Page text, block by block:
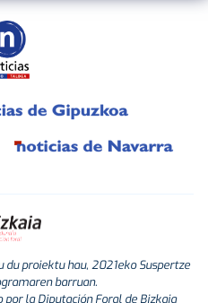
proiektu hau, 2021eko Suspertze
barruan.
por la Diputación Foral de Bizkaia